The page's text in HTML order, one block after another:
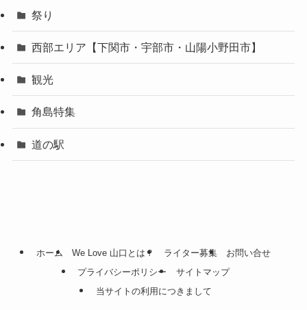
祭り
西部エリア【下関市・宇部市・山陽小野田市】
観光
角島特集
道の駅
ホーム We Love 山口とは？ ライター募集
お問い合せ
プライバシーポリシー
サイトマップ
当サイトの利用につきまして